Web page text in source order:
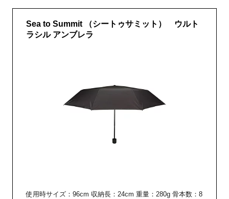
Sea to Summit （シートゥサミット） ウルト
ラシル アンブレラ
使用時サイズ：96cm 収納長：24cm 重量：280g 骨本数：8